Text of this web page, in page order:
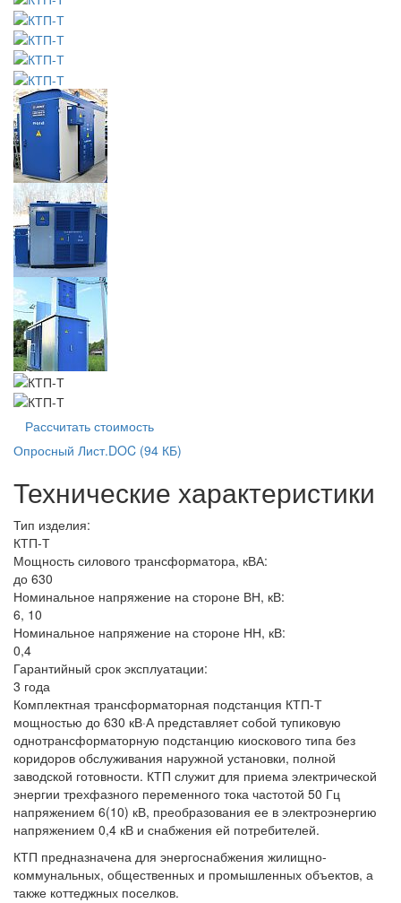
Рассчитать стоимость
Опросный Лист.DOC (94 КБ)
Технические характеристики
Тип изделия:
КТП-Т
Мощность силового трансформатора, кВА:
до 630
Номинальное напряжение на стороне ВН, кВ:
6, 10
Номинальное напряжение на стороне НН, кВ:
0,4
Гарантийный срок эксплуатации:
3 года
Комплектная трансформаторная подстанция КТП-Т
мощностью до 630 кВ·А представляет собой тупиковую
однотрансформаторную подстанцию киоскового типа без
коридоров обслуживания наружной установки, полной
заводской готовности. КТП служит для приема электрической
энергии трехфазного переменного тока частотой 50 Гц
напряжением 6(10) кВ, преобразования ее в электроэнергию
напряжением 0,4 кВ и снабжения ей потребителей.
КТП предназначена для энергоснабжения жилищно-
коммунальных, общественных и промышленных объектов, а
также коттеджных поселков.